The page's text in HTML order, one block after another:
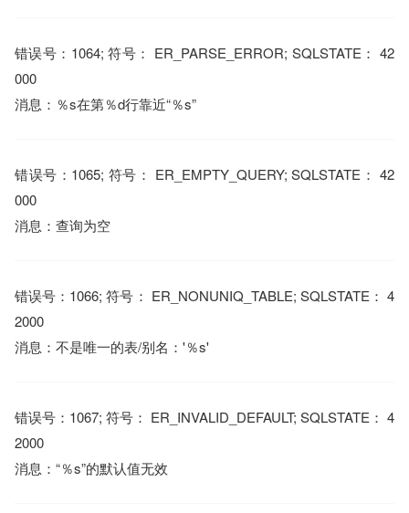
错误号：1064; 符号： ER_PARSE_ERROR; SQLSTATE： 42
000
消息：％s在第％d行靠近“％s”
错误号：1065; 符号： ER_EMPTY_QUERY; SQLSTATE： 42
000
消息：查询为空
错误号：1066; 符号： ER_NONUNIQ_TABLE; SQLSTATE： 4
2000
消息：不是唯一的表/别名：'％s'
错误号：1067; 符号： ER_INVALID_DEFAULT; SQLSTATE： 4
2000
消息：“％s”的默认值无效